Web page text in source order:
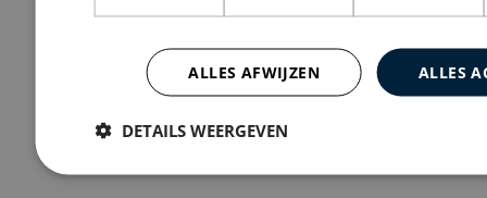
Plan een vertrouwelijk
ALLES
ALLES AFWIJZEN
DETAILS WEERGEVEN